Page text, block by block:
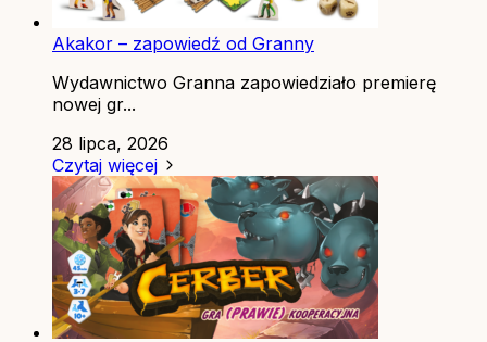
Akakor – zapowiedź od Granny
Wydawnictwo Granna zapowiedziało premierę
nowej gr...
28 lipca, 2026
Czytaj więcej